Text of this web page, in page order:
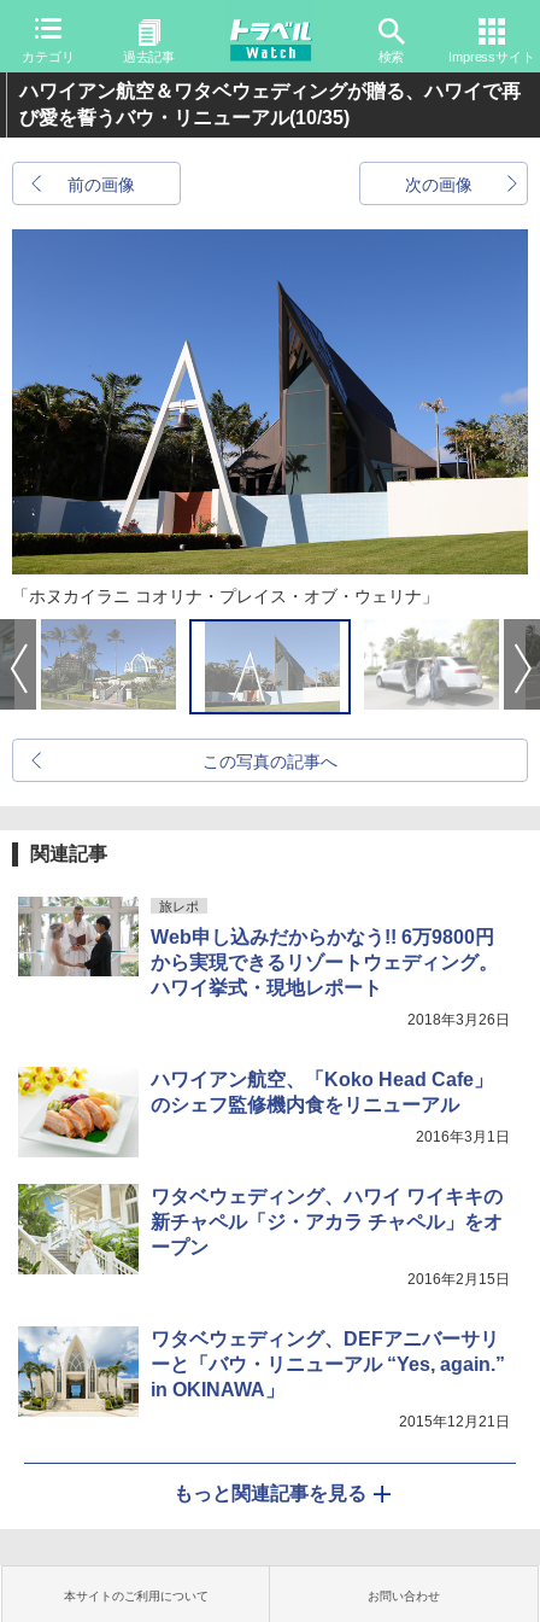
カテゴリ 過去記事 検索 Impressサイト
ハワイアン航空＆ワタベウェディングが贈る、ハワイで再
び愛を誓うバウ・リニューアル(10/35)
前の画像 次の画像
「ホヌカイラニ コオリナ・プレイス・オブ・ウェリナ」
この写真の記事へ
関連記事
旅レポ
Web申し込みだからかなう!! 6万9800円
から実現できるリゾートウェディング。
ハワイ挙式・現地レポート
2018年3月26日
ハワイアン航空、「Koko Head Cafe」
のシェフ監修機内食をリニューアル
2016年3月1日
ワタベウェディング、ハワイ ワイキキの
新チャペル「ジ・アカラ チャペル」をオ
ープン
2016年2月15日
ワタベウェディング、DEFアニバーサリ
ーと「バウ・リニューアル “Yes, again.”
in OKINAWA」
2015年12月21日
もっと関連記事を見る
本サイトのご利用について お問い合わせ